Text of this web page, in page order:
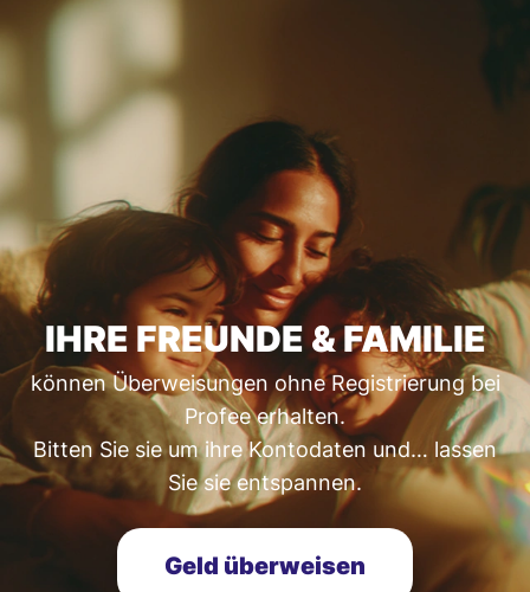
IHRE FREUNDE & FAMILIE
können Überweisungen ohne Registrierung bei
Profee erhalten.
Bitten Sie sie um ihre Kontodaten und… lassen
Sie sie entspannen.
Geld überweisen